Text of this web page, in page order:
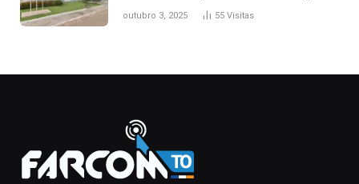
nascimento da filha
outubro 3, 2025 55 Visitas